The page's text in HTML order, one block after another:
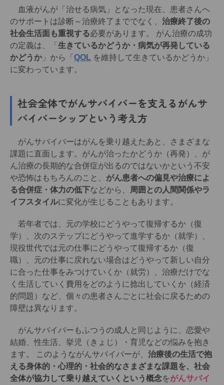
血液がんが「治せる病気」となった現在、患者さんへ
のサポートは診断～治療終了まででなく、 治療終了後の
社会生活面も重視する必要があります。 がん治療の成功
の定義は、「 生きているかどうか・病気が再発している
かどうか 」から「 QOL を維持して生きているかどうか」
に変わっています。
社会全体でがんサバイバーを支えるがんサ
バイバーシップという考え方
がんサバイバーはがんを乗り越えたあと、さまざまな
課題に直面します。がんが治ったかどうか（再発）、が
ん治療の長期的な合併症が出るのではないかという不安
や恐怖はもちろんのこと、 がん患者への偏見や治療によ
る合併症・体力の低下などから、
周囲との人間関係やラ
イフスタイルに変化が生じることもあります。
若年者では、元の学校にどうやって復帰するか（復
学）、次のステップにどうやって進学するか（就学）、
現役世代では元の仕事にどうやって復帰するか（復
職）、元の仕事に戻れない場合はどうやって新しい自分
に合った仕事をみつけていくか（就労）、治療だけでな
く生活していく費用をどのように捻出していくか（経済
的問題）など、個々の患者さんごとに社会に戻るための
障壁は異なります。
がんサバイバーもふつうの成人と同じように、恋愛や
結婚、性生活、挙児（きょじ）・育児などの悩みを抱き
ます。 このようながんサバイバーが、 治療後の生活で抱
える身体的・心理的・社会的なさまざまな課題を、社会
全体が協力して乗り越えていくという概念をがんサバイ